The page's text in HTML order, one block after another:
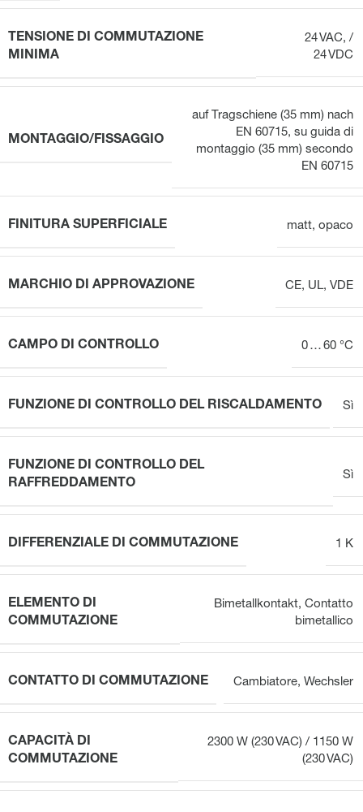
TENSIONE DI COMMUTAZIONE
MINIMA
24 VAC, /
24 VDC
MONTAGGIO/FISSAGGIO
auf Tragschiene (35 mm) nach
EN 60715, su guida di
montaggio (35 mm) secondo
EN 60715
FINITURA SUPERFICIALE matt, opaco
MARCHIO DI APPROVAZIONE CE, UL, VDE
CAMPO DI CONTROLLO 0 … 60 °C
FUNZIONE DI CONTROLLO DEL RISCALDAMENTO Sì
FUNZIONE DI CONTROLLO DEL
RAFFREDDAMENTO
Sì
DIFFERENZIALE DI COMMUTAZIONE 1 K
ELEMENTO DI
COMMUTAZIONE
Bimetallkontakt, Contatto
bimetallico
CONTATTO DI COMMUTAZIONE Cambiatore, Wechsler
CAPACITÀ DI
COMMUTAZIONE
2300 W (230 VAC) / 1150 W
(230 VAC)